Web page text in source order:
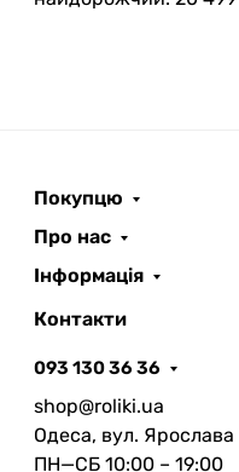
Покупцю
Про нас
Інформація
Контакти
093 130 36 36
shop@roliki.ua
Одеса, вул.
ПН—СБ 10:00 – 19:00